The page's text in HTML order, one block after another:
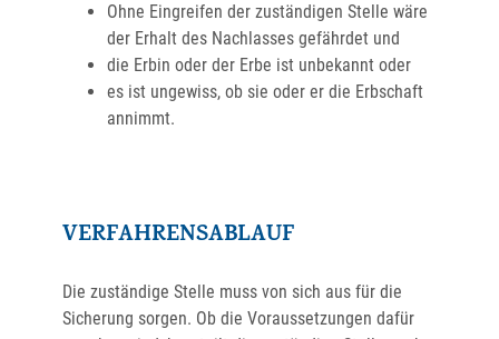
Ohne Eingreifen der zuständigen Stelle wäre
der Erhalt des Nachlasses gefährdet und
die Erbin oder der Erbe ist unbekannt oder
es ist ungewiss, ob sie oder er die Erbschaft
annimmt.
VERFAHRENSABLAUF
Die zuständige Stelle muss von sich aus für die
Sicherung sorgen. Ob die Voraussetzungen dafür